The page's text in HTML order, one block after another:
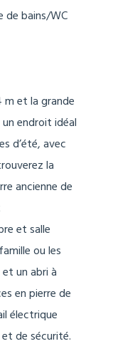
de bains/WC
m et la grande
endroit idéal
d’été, avec
la
ancienne de
et salle
ou les
un abri à
en pierre de
électrique
de sécurité.